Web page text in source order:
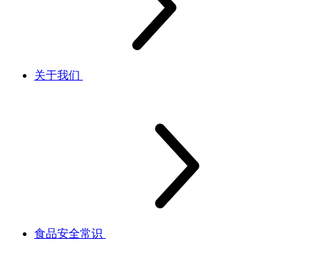
关于我们
食品安全常识